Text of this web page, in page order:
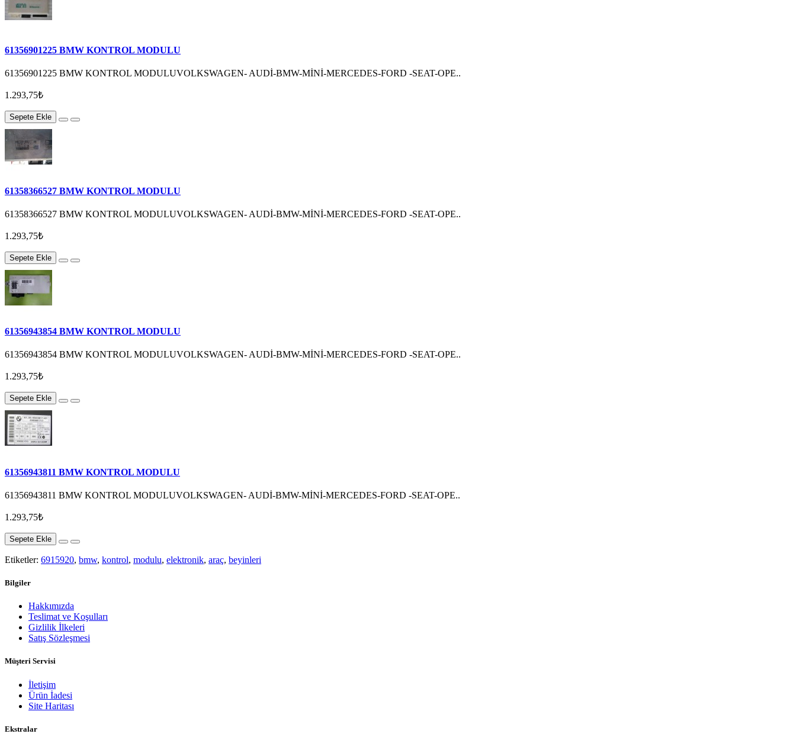
61356901225 BMW KONTROL MODULU
61356901225 BMW KONTROL MODULUVOLKSWAGEN- AUDİ-BMW-MİNİ-MERCEDES-FORD -SEAT-OPE..
1.293,75₺
Sepete Ekle
61358366527 BMW KONTROL MODULU
61358366527 BMW KONTROL MODULUVOLKSWAGEN- AUDİ-BMW-MİNİ-MERCEDES-FORD -SEAT-OPE..
1.293,75₺
Sepete Ekle
61356943854 BMW KONTROL MODULU
61356943854 BMW KONTROL MODULUVOLKSWAGEN- AUDİ-BMW-MİNİ-MERCEDES-FORD -SEAT-OPE..
1.293,75₺
Sepete Ekle
61356943811 BMW KONTROL MODULU
61356943811 BMW KONTROL MODULUVOLKSWAGEN- AUDİ-BMW-MİNİ-MERCEDES-FORD -SEAT-OPE..
1.293,75₺
Sepete Ekle
Etiketler: 6915920, bmw, kontrol, modulu, elektronik, araç, beyinleri
Bilgiler
Hakkımızda
Teslimat ve Koşulları
Gizlilik İlkeleri
Satış Sözleşmesi
Müşteri Servisi
İletişim
Ürün İadesi
Site Haritası
Ekstralar